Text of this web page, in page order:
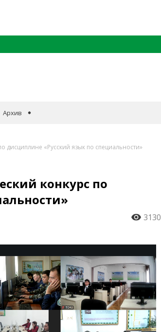
Архив
дисциплине «Русский язык по специальности»
конкурс по
3130